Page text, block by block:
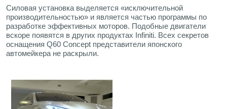
Силовая установка выделяется «исключительной
производительностью» и является частью программы по
разработке эффективных моторов. Подобные двигатели
вскоре появятся в других продуктах Infiniti. Всех секретов
оснащения Q60 Concept представители японского
автомейкера не раскрыли.